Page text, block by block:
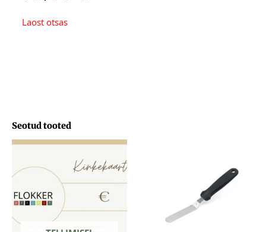
Laost otsas
Seotud tooted
Hinnavahemik:
kuni
103,33 €